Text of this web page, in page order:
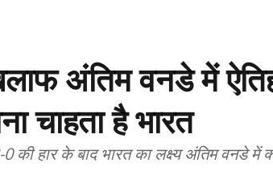
अंतिम वनडे में
चाहता है भारत
हार के बाद भारत का लक्ष्य अंतिम वनडे में